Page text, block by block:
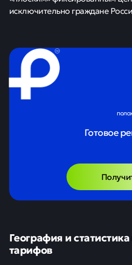
исключительно граждане
Готовое
География и
тарифов